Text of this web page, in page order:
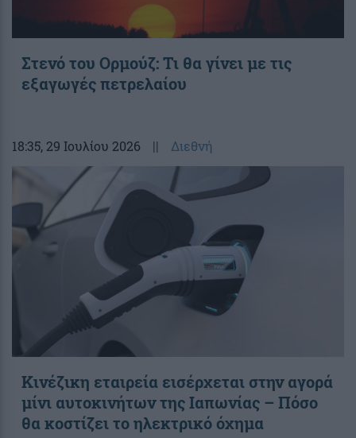
Στενό του Ορμούζ: Τι θα γίνει με τις
εξαγωγές πετρελαίου
18:35, 29 Ιουλίου 2026 || Διεθνή
Κινέζικη εταιρεία εισέρχεται στην αγορά
μίνι αυτοκινήτων της Ιαπωνίας – Πόσο
θα κοστίζει το ηλεκτρικό όχημα